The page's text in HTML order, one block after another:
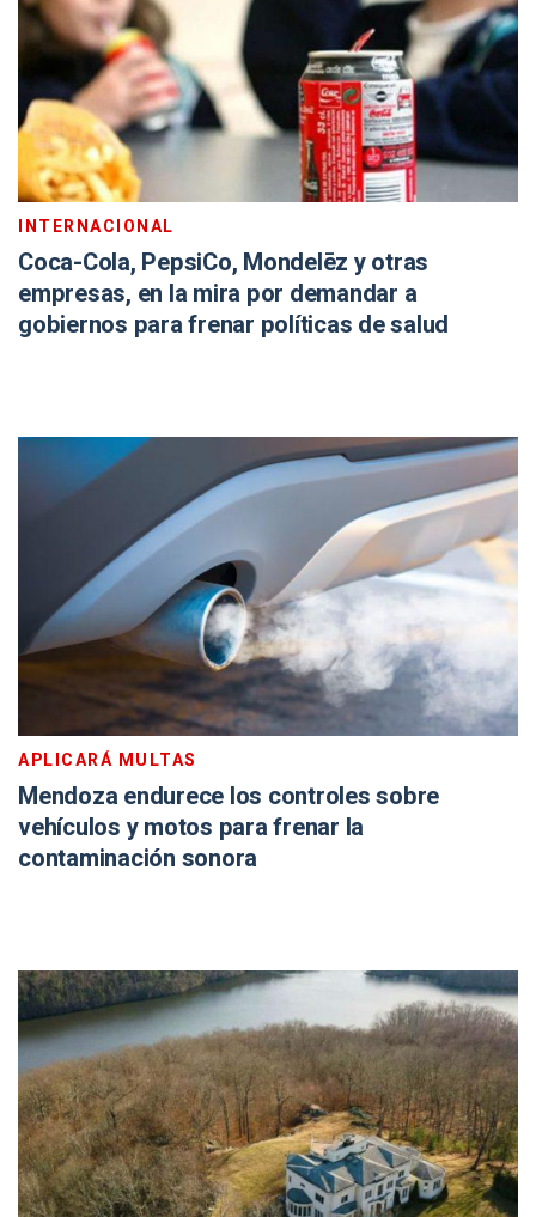
INTERNACIONAL
Coca-Cola, PepsiCo, Mondelēz y otras
empresas, en la mira por demandar a
gobiernos para frenar políticas de salud
APLICARÁ MULTAS
Mendoza endurece los controles sobre
vehículos y motos para frenar la
contaminación sonora